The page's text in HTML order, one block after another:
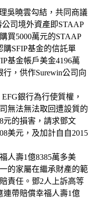
吳曉雲勾結，共同商議
司境外資產即STAAP
買5000萬元的STAAP
購SFIP基金的信託單
基金帳戶美金4196萬
行，供作Surewin公司向
銀行為行使質權，
無法無法取回遭設質的
元的損害，請求鄧文
美元，及加計自自2015
人壽1億8385萬多美
的家屬在繼承財產的範
責任。鄧2人上訴高等
連帶賠償幸福人壽1億